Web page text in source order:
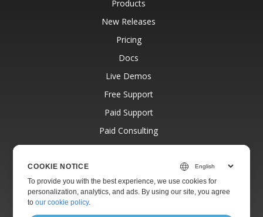
Products
New Releases
Pricing
Docs
Live Demos
Free Support
Paid Support
Paid Consulting
Blog
About
COOKIE NOTICE
To provide you with the best experience, we use cookies for
personalization, analytics, and ads. By using our site, you agree
toour cookie policy.